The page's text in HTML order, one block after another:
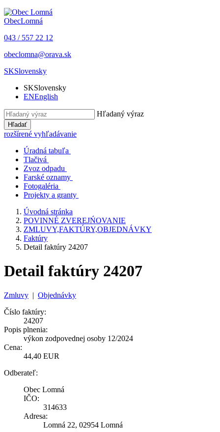
ObecLomná
043 / 557 22 12
obeclomna@orava.sk
SKSlovensky
SKSlovensky
ENEnglish
Hľadaný výraz
Hľadať
rozšírené vyhľadávanie
Úradná tabuľa
Tlačivá
Zvoz odpadu
Farské oznamy
Fotogaléria
Projekty a granty
Úvodná stránka
POVINNÉ ZVEREJŃOVANIE
ZMLUVY,FAKTÚRY,OBJEDNÁVKY
Faktúry
Detail faktúry 24207
Detail faktúry 24207
Zmluvy | Objednávky
Číslo faktúry:
24207
Popis plnenia:
výkon zodpovednej osoby 12/2024
Cena:
44,40 EUR
Odberateľ:
Obec Lomná
IČO:
314633
Adresa:
Lomná 22, 02954 Lomná